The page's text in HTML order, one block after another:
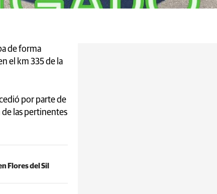
de forma
el km 335 de la
por parte de
las pertinentes
Flores del Sil